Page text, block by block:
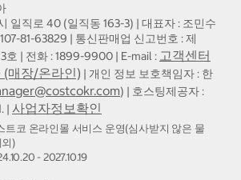
일직로 40 (일직동 163-3) | 대표자 : 조민수
81-63829 | 통신판매업 신고번호 : 제
호 | 전화 : 1899-9900 | E-mail : 고객센터
매장/온라인) | 개인 정보 보호책임자 : 한
) | 호스팅제공자 :
| 사업자정보확인
트코 온라인몰 서비스 운영(심사받지 않은 물
)
- 2027.10.19